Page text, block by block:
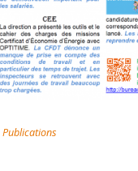
Publications